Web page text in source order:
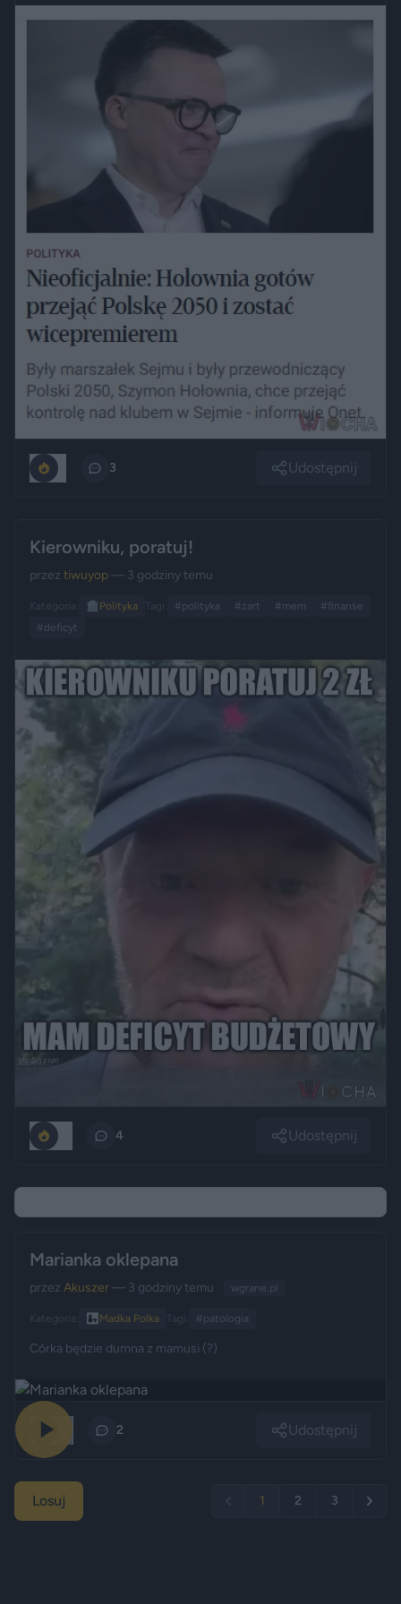
3 Udostępnij
Kierowniku, poratuj!
przez tiwuyop— 3 godziny temu
Kategoria: 🏛️ Polityka Tagi: #polityka #żart #mem
#finanse
#deficyt
4 Udostępnij
Marianka oklepana
przez Akuszer— 3 godziny temu wgrane.pl
Kategoria: 👩‍👧 Madka Polka Tagi: #patologia
Córka będzie dumna z mamusi (?)
2 Udostępnij
Losuj 1 2 3